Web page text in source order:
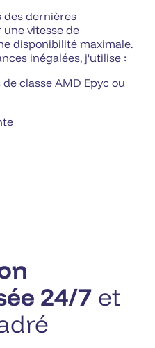
des dernières
vitesse de
disponibilité maximale.
inégalées, j'utilise :
classe AMD Epyc ou
24/7 et